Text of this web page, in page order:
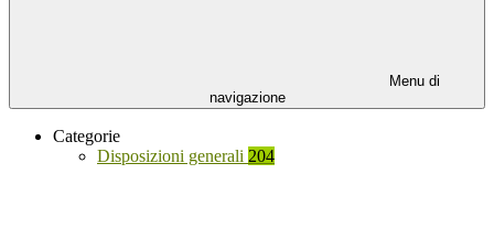
Menu di
navigazione
Categorie
Disposizioni generali 204